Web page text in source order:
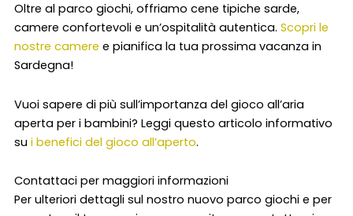
Oltre al parco giochi, offriamo cene tipiche sarde,
camere confortevoli e un’ospitalità autentica. Scopri le
nostre camere e pianifica la tua prossima vacanza in
Sardegna!
Vuoi sapere di più sull’importanza del gioco all’aria
aperta per i bambini? Leggi questo articolo informativo
su i benefici del gioco all’aperto.
Contattaci per maggiori informazioni
Per ulteriori dettagli sul nostro nuovo parco giochi e per